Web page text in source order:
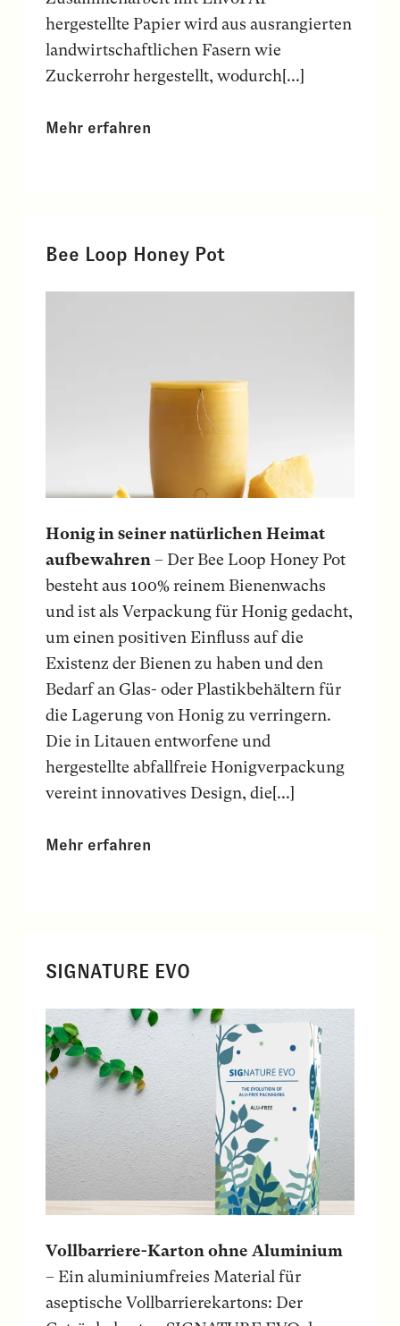
hergestellte Papier wird aus ausrangierten
landwirtschaftlichen Fasern wie
Zuckerrohr hergestellt, wodurch[...]
Mehr erfahren
Bee Loop Honey Pot
Honig in seiner natürlichen Heimat
aufbewahren– Der Bee Loop Honey Pot
besteht aus 100% reinem Bienenwachs
und ist als Verpackung für Honig gedacht,
um einen positiven Einfluss auf die
Existenz der Bienen zu haben und den
Bedarf an Glas- oder Plastikbehältern für
die Lagerung von Honig zu verringern.
Die in Litauen entworfene und
hergestellte abfallfreie Honigverpackung
vereint innovatives Design, die[...]
Mehr erfahren
SIGNATURE EVO
Vollbarriere-Karton ohne Aluminium
– Ein aluminiumfreies Material für
aseptische Vollbarrierekartons: Der